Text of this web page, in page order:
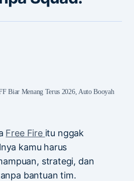
Biar Menang Terus 2026, Auto Booyah
Free Fire itu nggak
kamu harus
strategi, dan
bantuan tim.